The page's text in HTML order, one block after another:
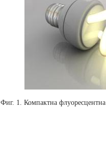
Фиг. 1. Компактна